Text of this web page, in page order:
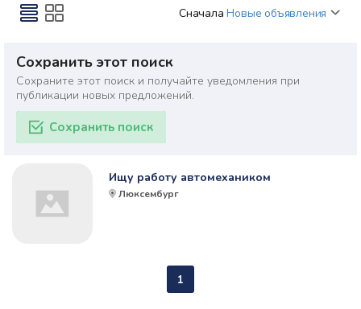
Сначала Новые объявления
Сохранить этот поиск
Сохраните этот поиск и получайте уведомления при
публикации новых предложений.
Сохранить поиск
Ищу работу автомехаником
Люксембург
1